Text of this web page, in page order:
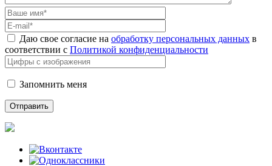
Даю свое согласие на обработку персональных данных в
соответствии с Политикой конфиденциальности
Запомнить меня